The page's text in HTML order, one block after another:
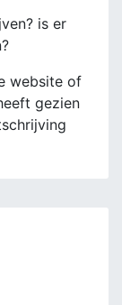
is er
website of
gezien